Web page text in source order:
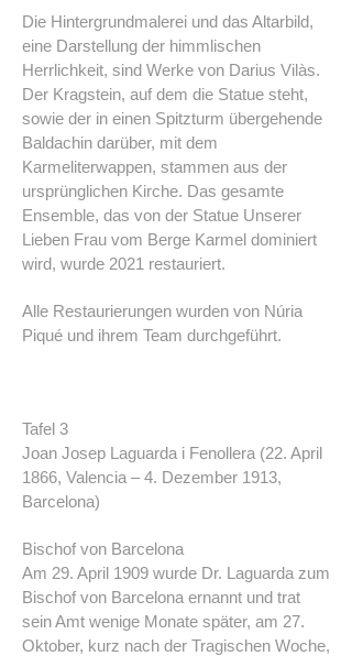
Die Hintergrundmalerei und das Altarbild,
eine Darstellung der himmlischen
Herrlichkeit, sind Werke von Darius Vilàs.
Der Kragstein, auf dem die Statue steht,
sowie der in einen Spitzturm übergehende
Baldachin darüber, mit dem
Karmeliterwappen, stammen aus der
ursprünglichen Kirche. Das gesamte
Ensemble, das von der Statue Unserer
Lieben Frau vom Berge Karmel dominiert
wird, wurde 2021 restauriert.
Alle Restaurierungen wurden von Núria
Piqué und ihrem Team durchgeführt.
Tafel 3
Joan Josep Laguarda i Fenollera (22. April
1866, Valencia – 4. Dezember 1913,
Barcelona)
Bischof von Barcelona
Am 29. April 1909 wurde Dr. Laguarda zum
Bischof von Barcelona ernannt und trat
sein Amt wenige Monate später, am 27.
Oktober, kurz nach der Tragischen Woche,